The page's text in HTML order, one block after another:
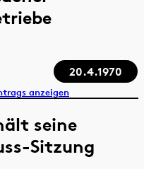
20.4.1970
anzeigen
seine
Sitzung